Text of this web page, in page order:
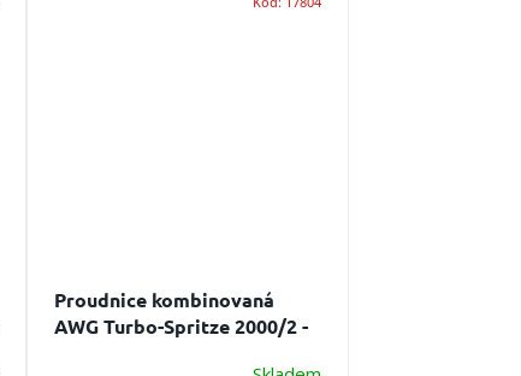
Proudnice kombinovaná
AWG Turbo-Spritze 2000/2 -